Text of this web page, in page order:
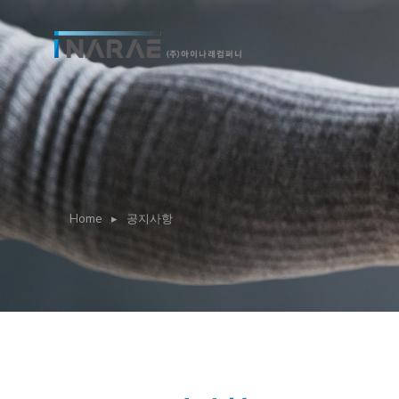
You are here:
Home 공지사항